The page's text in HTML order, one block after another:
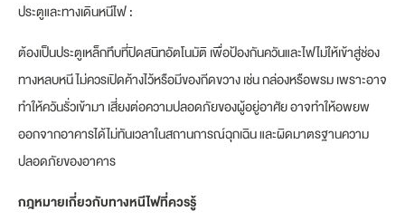
ประตูและทางเดินหนีไฟ :
ต้องเป็นประตูเหล็กทึบที่ปิดสนิทอัตโนมัติ เพื่อป้องกันควันและไฟไม่ให้เข้าสู่ช่อง
ทางหลบหนี ไม่ควรเปิดค้างไว้หรือมีของกีดขวาง เช่น กล่องหรือพรม เพราะอาจ
ทำให้ควันรั่วเข้ามา เสี่ยงต่อความปลอดภัยของผู้อยู่อาศัย อาจทำให้อพยพ
ออกจากอาคารได้ไม่ทันเวลาในสถานการณ์ฉุกเฉิน และผิดมาตรฐานความ
ปลอดภัยของอาคาร
กฎหมายเกี่ยวกับทางหนีไฟที่ควรรู้